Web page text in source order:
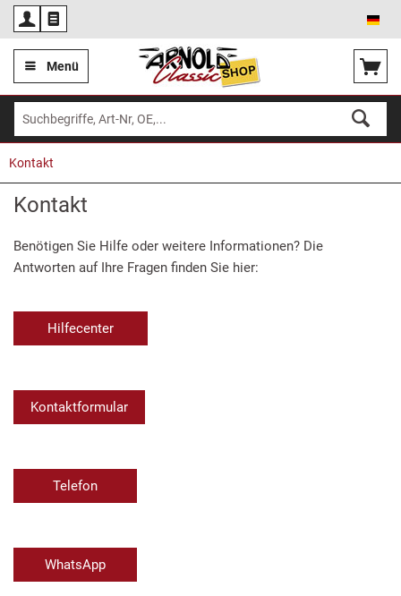
Menü
Kontakt
Kontakt
Benötigen Sie Hilfe oder weitere Informationen? Die
Antworten auf Ihre Fragen finden Sie hier:
Hilfecenter
Kontaktformular
Telefon
WhatsApp